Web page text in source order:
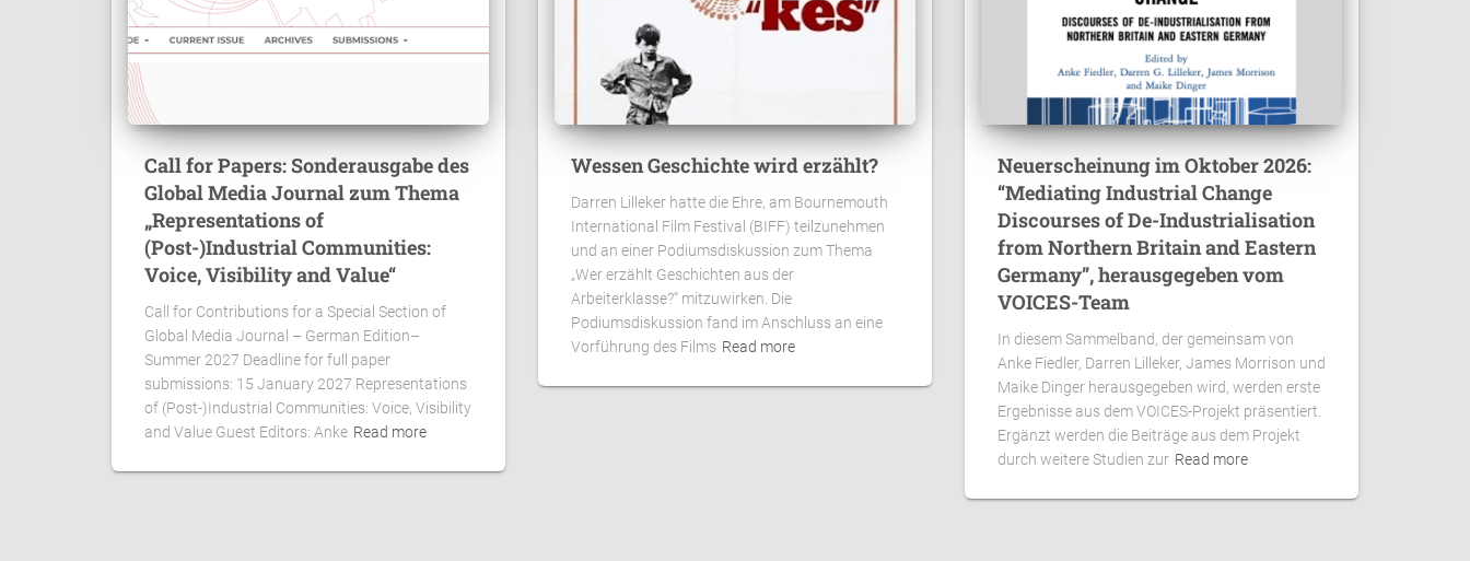
Call for Papers: Sonderausgabe des
Global Media Journal zum Thema
„Representations of
(Post-)Industrial Communities:
Voice, Visibility and Value“
Call for Contributions for a Special Section of
Global Media Journal – German Edition–
Summer 2027 Deadline for full paper
submissions: 15 January 2027 Representations
of (Post-)Industrial Communities: Voice, Visibility
and Value Guest Editors: Anke Read more
Wessen Geschichte wird erzählt?
Darren Lilleker hatte die Ehre, am Bournemouth
International Film Festival (BIFF) teilzunehmen
und an einer Podiumsdiskussion zum Thema
„Wer erzählt Geschichten aus der
Arbeiterklasse?“ mitzuwirken. Die
Podiumsdiskussion fand im Anschluss an eine
Vorführung des Films Read more
Neuerscheinung im Oktober 2026:
“Mediating Industrial Change
Discourses of De-Industrialisation
from Northern Britain and Eastern
Germany”, herausgegeben vom
VOICES-Team
In diesem Sammelband, der gemeinsam von
Anke Fiedler, Darren Lilleker, James Morrison und
Maike Dinger herausgegeben wird, werden erste
Ergebnisse aus dem VOICES-Projekt präsentiert.
Ergänzt werden die Beiträge aus dem Projekt
durch weitere Studien zur Read more